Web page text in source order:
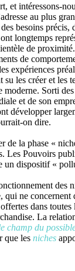
et intéressons-
au plus
besoins
longtemps
de
de
expériences
les créer et les
Sorti
et de son
développer
on dire.
de la phase «
Les Pouvoirs
un dispositif «
des
qui ne
dans
La
champ du
que les niches